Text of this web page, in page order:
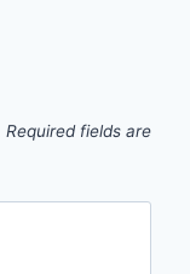
Required fields are